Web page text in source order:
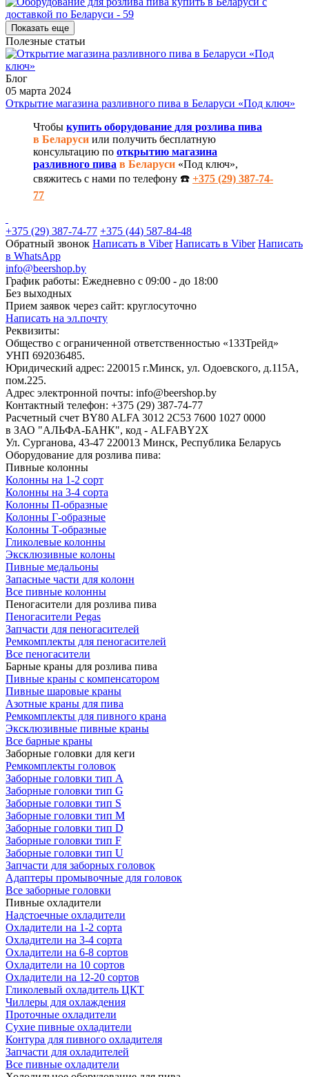
Показать еще
Полезные статьи
Блог
05 марта 2024
Открытие магазина разливного пива в Беларуси «Под ключ»
Чтобы купить оборудование для розлива пива
в Беларуси или получить бесплатную
консультацию по открытию магазина
разливного пива в Беларуси «Под ключ»,
свяжитесь с нами по телефону ☎️ +375 (29) 387-74-
77
+375 (29) 387-74-77 +375 (44) 587-84-48
Обратный звонок Написать в Viber Написать в Viber Написать
в WhatsApp
info@beershop.by
График работы: Ежедневно с 09:00 - до 18:00
Без выходных
Прием заявок через сайт: круглосуточно
Написать на эл.почту
Реквизиты:
Общество с ограниченной ответственностью «133Трейд»
УНП 692036485​.
Юридический адрес: 220015 г.Минск, ул. Одоевского, д.115А,
пом.225.
Адрес электронной почты: info@beershop.by
Контактный телефон: +375 (29) 387-74-77
Расчетный счет BY80 ALFA 3012 2C53 7600 1027 0000
в ЗАО "АЛЬФА-БАНК", код - ALFABY2X
Ул. Сурганова, 43-47 220013 Минск, Республика Беларусь
Оборудование для розлива пива:
Пивные колонны
Колонны на 1-2 сорт
Колонны на 3-4 сорта
Колонны П-образные
Колонны Г-образные
Колонны Т-образные
Гликолевые колонны
Эксклюзивные колоны
Пивные медальоны
Запасные части для колонн
Все пивные колонны
Пеногасители для розлива пива
Пеногасители Pegas
Запчасти для пеногасителей
Ремкомплекты для пеногасителей
Все пеногасители
Барные краны для розлива пива
Пивные краны с компенсатором
Пивные шаровые краны
Азотные краны для пива
Ремкомплекты для пивного крана
Эксклюзивные пивные краны
Все барные краны
Заборные головки для кеги
Ремкомплекты головок
Заборные головки тип А
Заборные головки тип G
Заборные головки тип S
Заборные головки тип M
Заборные головки тип D
Заборные головки тип F
Заборные головки тип U
Запчасти для заборных головок
Адаптеры промывочные для головок
Все заборные головки
Пивные охладители
Надстоечные охладители
Охладители на 1-2 сорта
Охладители на 3-4 сорта
Охладители на 6-8 сортов
Охладители на 10 сортов
Охладители на 12-20 сортов
Гликолевый охладитель ЦКТ
Чиллеры для охлаждения
Проточные охладители
Сухие пивные охладители
Контура для пивного охладителя
Запчасти для охладителей
Все пивные охладители